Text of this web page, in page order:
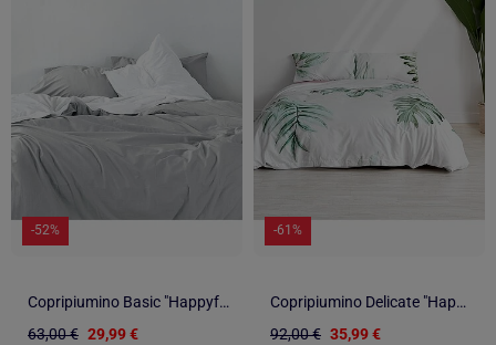
-52%
Copripiumino Basic "Happyfriday
63,00 € 29,99 €
-61%
Copripiumino Delicate "Happyfriday
92,00 € 35,99 €